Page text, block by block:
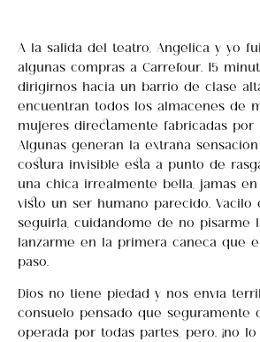
A la salida del teatro, Angélica y yo
algunas compras a Carrefour. 15
dirigirnos hacia un barrio de clase
encuentran todos los almacenes de
mujeres directamente fabricadas por
Algunas generan la extraña
costura invisible está a punto de
una chica irrealmente bella, jamás
visto un ser humano parecido.
seguirla, cuidándome de no pisarme
lanzarme en la primera caneca que
paso.
Dios no tiene piedad y nos envía
consuelo pensado que seguramente
operada por todas partes, pero… ¡no